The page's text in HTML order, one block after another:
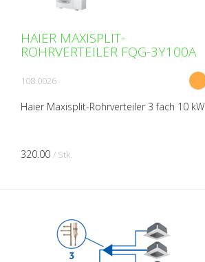
HAIER MAXISPLIT-
ROHRVERTEILER FQG-3Y100A
108.0026
Haier Maxisplit-Rohrverteiler 3 fach 10 kW
320.00 / Stk.